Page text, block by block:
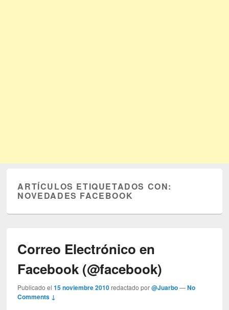
ARTÍCULOS ETIQUETADOS CON:
NOVEDADES FACEBOOK
Correo Electrónico en
Facebook (@facebook)
Publicado el15 noviembre 2010 redactado por@Juarbo —No
Comments ↓